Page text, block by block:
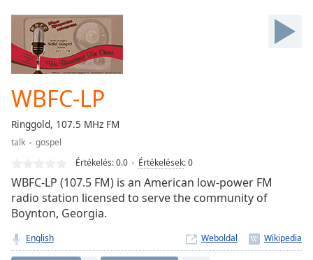
Skip
Backward
Skip
Forward
Mute
Current
Time0:00
Duration -:-
Loaded:
Stream
TypeLIVE
Seek to
live,
currently
behind
liveLIVE
WBFC-LP
Ringgold, 107.5 MHz FM
talk
gospel
Értékelés:0.0 Értékelések:0
WBFC-LP (107.5 FM) is an American low-power FM
radio station licensed to serve the community of
Boynton, Georgia.
English Weboldal